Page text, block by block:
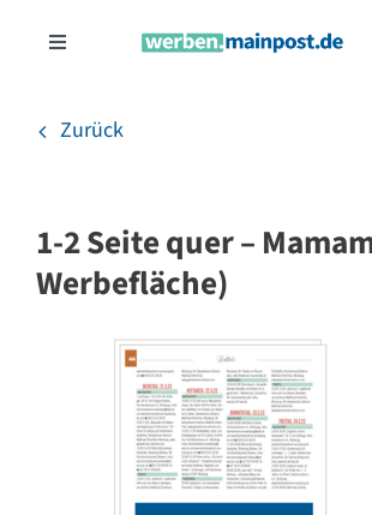
InhaltToggle
Onlinewerbung
Zurück
1-2 Seite quer –
Werbefläche)